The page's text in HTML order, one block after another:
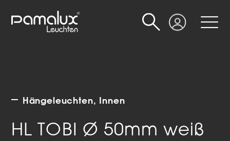
Login
Suche
Hängeleuchten Innen
HL TOBI Ø 50mm weiß